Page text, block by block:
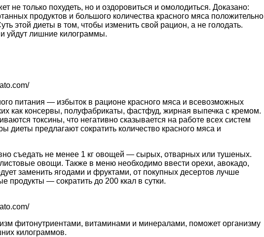
не только похудеть, но и оздоровиться и омолодиться. Доказано:
продуктов и большого количества красного мяса положительно
этой диеты в том, чтобы изменить свой рацион, а не голодать.
уйдут лишние килограммы.
питания — избыток в рационе красного мяса и всевозможных
как консервы, полуфабрикаты, фастфуд, жирная выпечка с кремом.
токсины, что негативно сказывается на работе всех систем
диеты предлагают сократить количество красного мяса и
съедать не менее 1 кг овощей — сырых, отварных или тушеных.
овощи. Также в меню необходимо ввести орехи, авокадо,
заменить ягодами и фруктами, от покупных десертов лучше
продукты — сократить до 200 ккал в сутки.
фитонутриентами, витаминами и минералами, поможет организму
килограммов.